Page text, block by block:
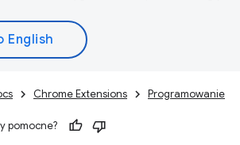
Chrome Extensions Programowanie
pomocne?